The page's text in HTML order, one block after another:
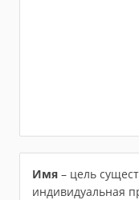
Имя – цель
индивидуальная